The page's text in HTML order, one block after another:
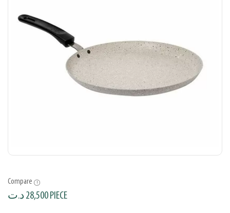
Compare
28,500د.ت PIECE